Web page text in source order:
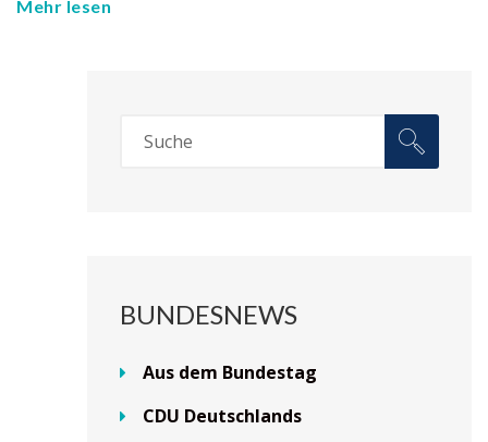
Mehr lesen
BUNDESNEWS
Aus dem Bundestag
CDU Deutschlands